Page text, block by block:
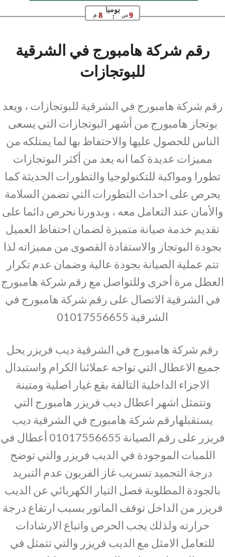
رقم شركة هامبورج في الشرقية
للبوتجازات
رقم شركة هامبورج في الشرقية للبوتجازات ، ويعد
بوتجاز هامبورج من أشهر البوتجازات التي يسعى
الناس للحصول عليها والاحتفاظ بها لما يمتلكه من
مميزات عديدة كما انه يعد من أكثر البوتجازات
تطورا ومواكبة للتكنولوجيا والتطورات الحديثة كما
يحرص على احداث التطورات التي تضمن السلامة
والأمان عند التعامل معه ، وبدورنا نحرص دائما على
تقديم خدمة صيانة متميزة لضمان احتفاظ العميل
بجودة البوتجاز والاستفادة القصوى من مميزاته لذا
تتم عملية الصيانة بجودة عالية وضمان عدم تكرار
العطل مرة أخرى وللتواصل مع رقم شركة هامبورج
في الشرقية الاتصال على رقم شركة هامبورج في
الشرقية 01017556655
رقم شركة هامبورج في الشرقية ديب فريزر يحل
جميع الاعطال التي تواجه عملائنا الكرام واستبدال
الاجزاء الداخلية التالفة بقع غيار اصلية ومتينة
وتتمثل اشهر اعطال ديب فريزر هامبورج التي
يستقبلهارقم شركة هامبورج في الشرقية ديب
فريزر على رقم الصيانة 01017556655 أعطال في
اللمبات الموجودة في الديب فريزر والتي توضح
درجة التجميد تسريب غاز الفريون عدم التبريد
بالجودة المطلوبة فصل التيار الكهربائي عن الديب
فريزر من الداخل توقف الماتور بسبب ارتفاع درجة
حرارته ولذلك يجب الحرص واتباع الارشادات
للتعامل الامثل مع الديب فريزر والتي تتمثل في